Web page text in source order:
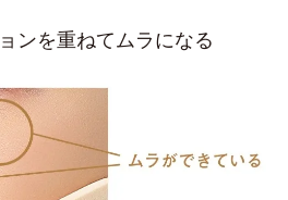
ンを重ねてムラになる